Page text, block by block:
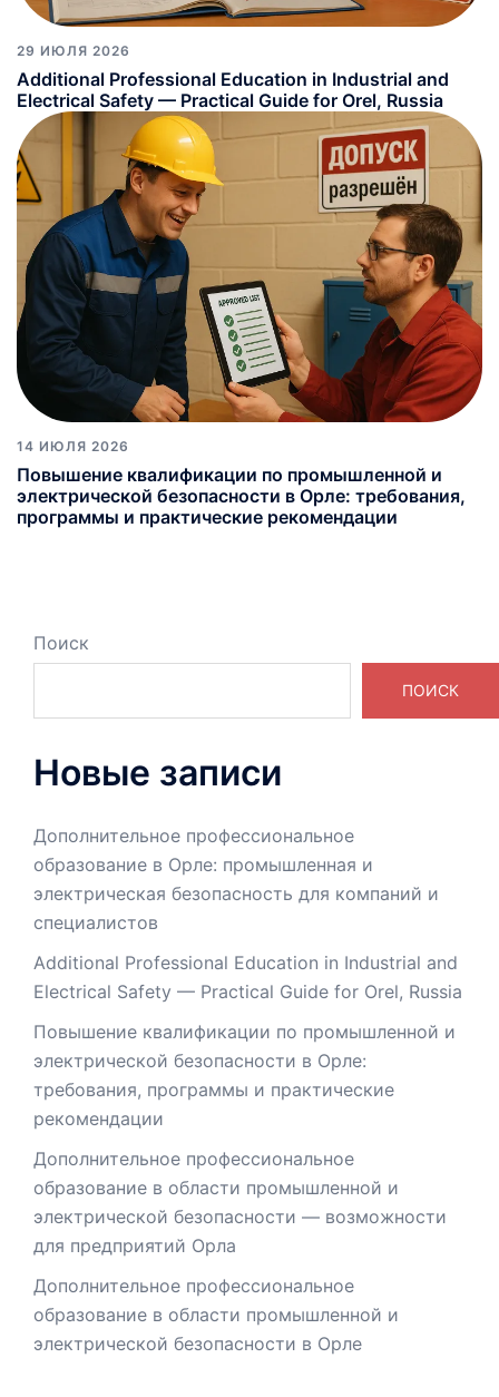
29 ИЮЛЯ 2026
Additional Professional Education in Industrial and
Electrical Safety — Practical Guide for Orel, Russia
14 ИЮЛЯ 2026
Повышение квалификации по промышленной и
электрической безопасности в Орле: требования,
программы и практические рекомендации
Поиск
ПОИСК
Новые записи
Дополнительное профессиональное
образование в Орле: промышленная и
электрическая безопасность для компаний и
специалистов
Additional Professional Education in Industrial and
Electrical Safety — Practical Guide for Orel, Russia
Повышение квалификации по промышленной и
электрической безопасности в Орле:
требования, программы и практические
рекомендации
Дополнительное профессиональное
образование в области промышленной и
электрической безопасности — возможности
для предприятий Орла
Дополнительное профессиональное
образование в области промышленной и
электрической безопасности в Орле